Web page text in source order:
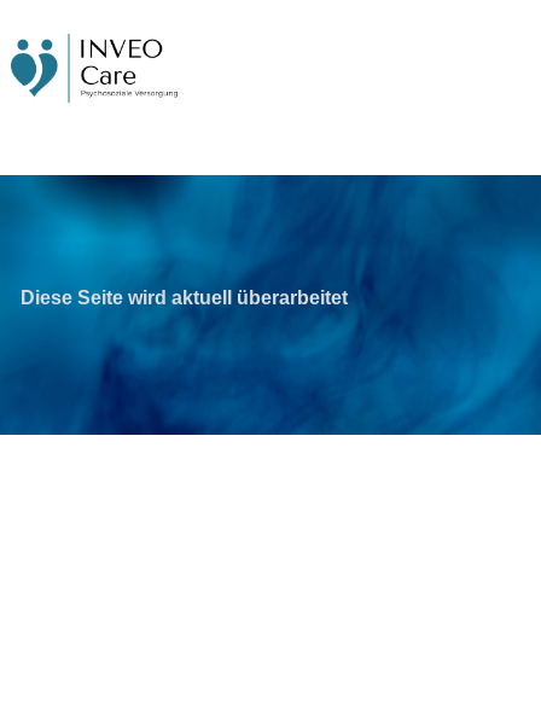
Diese Seite wird aktuell überarbeitet